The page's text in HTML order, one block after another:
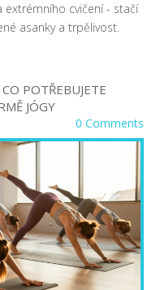
cvičení - stačí
asanky a trpělivost.
POTŘEBUJETE
JÓGY
0 Comments